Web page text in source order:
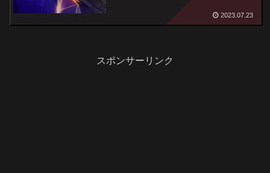
2023.07.23
スポンサーリンク